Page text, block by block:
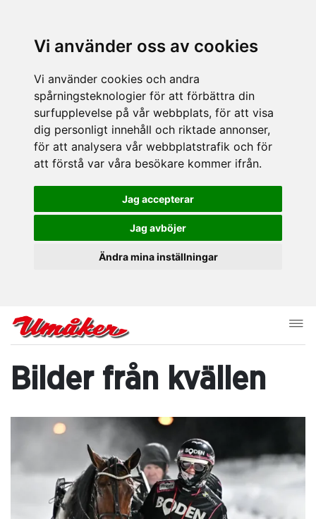
Vi använder oss av cookies
Vi använder cookies och andra
spårningsteknologier för att förbättra din
surfupplevelse på vår webbplats, för att visa
dig personligt innehåll och riktade annonser,
för att analysera vår webbplatstrafik och för
att förstå var våra besökare kommer ifrån.
Jag accepterar
Jag avböjer
Ändra mina inställningar
Bilder från kvällen